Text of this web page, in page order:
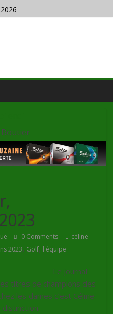
0 Comments
céline
2023, Golf, l'équipe
Le journal
titres de champions des
les dames c’est Céline